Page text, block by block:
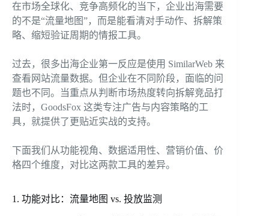
在市场全球化、竞争高频化的当下，企业出海需要
的不是“流量地图”，而是能看清对手动作、拆解策
略、缩短验证周期的情报工具。
过去，很多出海企业第一反应是使用 SimilarWeb 来
查看网站流量数据。但企业在不同阶段，面临的问
题也不同。当重点从判断市场热度转向拆解竞品打
法时，GoodsFox 这类专注广告与内容策略的工
具，就提供了更贴近实战的支持。
下面我们从功能视角、数据适用性、营销价值、价
格四个维度，对比这两款工具的差异。
1. 功能对比：流量地图 vs. 投放监测